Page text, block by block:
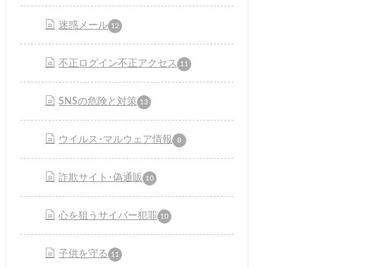
迷惑メール 12
不正ログイン不正アクセス 11
SNSの危険と対策 13
ウイルス･マルウェア情報 8
詐欺サイト･偽通販 10
心を狙うサイバー犯罪 10
子供を守る 11